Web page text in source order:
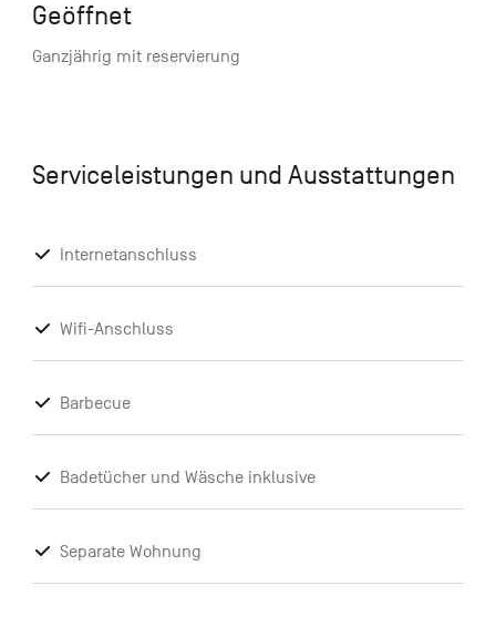
Geöffnet
Ganzjährig mit reservierung
Serviceleistungen und Ausstattungen
Internetanschluss
Wifi-Anschluss
Barbecue
Badetücher und Wäsche inklusive
Separate Wohnung